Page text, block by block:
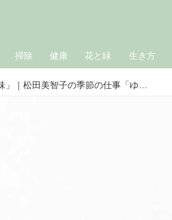
掃除 健康 花と緑 生き方
「とりのから揚げゆず風味」｜松田美智子の季節の仕事「ゆずの蒸しジャム」